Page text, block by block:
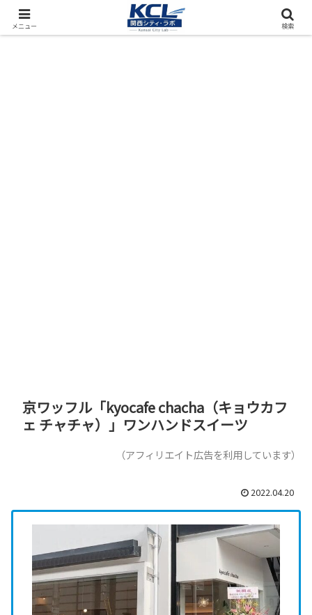
都市再開発をフィールド調査（累計アクセス数4000万PV）
京ワッフル「kyocafe chacha（キョウカフ
ェ チャチャ）」ワンハンドスイーツ
（アフィリエイト広告を利用しています）
2022.04.20
メニュー 検索